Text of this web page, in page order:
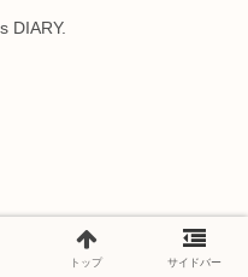
DIARY.
トップ サイドバー